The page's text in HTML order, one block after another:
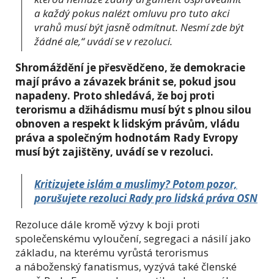
a každý pokus nalézt omluvu pro tuto akci
vrahů musí být jasně odmítnut. Nesmí zde být
žádné ale,“ uvádí se v rezoluci.
Shromáždění je přesvědčeno, že demokracie
mají právo a závazek bránit se, pokud jsou
napadeny. Proto shledává, že boj proti
terorismu a džihádismu musí být s plnou silou
obnoven a respekt k lidským právům, vládu
práva a společným hodnotám Rady Evropy
musí být zajištěny, uvádí se v rezoluci.
Kritizujete islám a muslimy? Potom pozor,
porušujete rezoluci Rady pro lidská práva OSN
Rezoluce dále kromě výzvy k boji proti
společenskému vyloučení, segregaci a násilí jako
základu, na kterému vyrůstá terorismus
a náboženský fanatismus, vyzývá také členské